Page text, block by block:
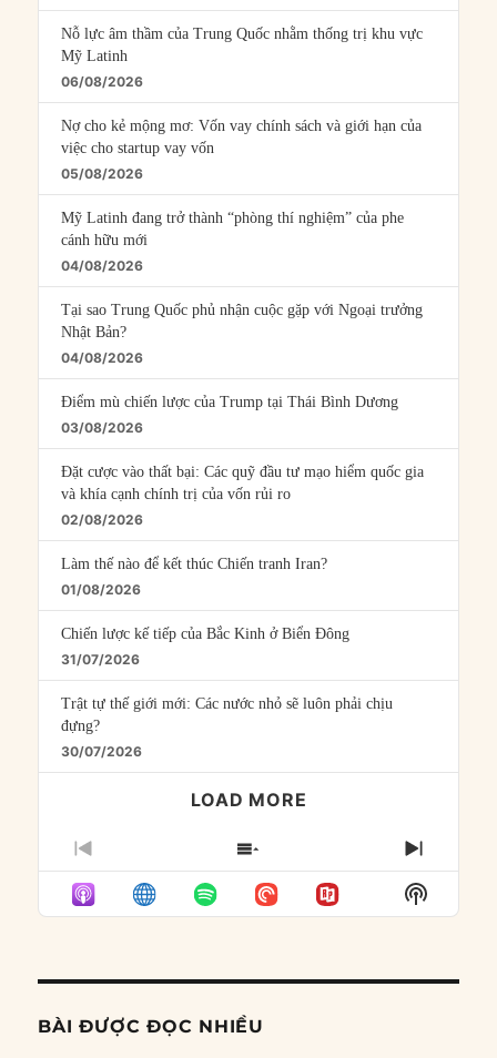
Nỗ lực âm thầm của Trung Quốc nhằm thống trị khu vực
Mỹ Latinh
06/08/2026
Nợ cho kẻ mộng mơ: Vốn vay chính sách và giới hạn của
việc cho startup vay vốn
05/08/2026
Mỹ Latinh đang trở thành “phòng thí nghiệm” của phe
cánh hữu mới
04/08/2026
Tại sao Trung Quốc phủ nhận cuộc gặp với Ngoại trưởng
Nhật Bản?
04/08/2026
Điểm mù chiến lược của Trump tại Thái Bình Dương
03/08/2026
Đặt cược vào thất bại: Các quỹ đầu tư mạo hiểm quốc gia
và khía cạnh chính trị của vốn rủi ro
02/08/2026
Làm thế nào để kết thúc Chiến tranh Iran?
01/08/2026
Chiến lược kế tiếp của Bắc Kinh ở Biển Đông
31/07/2026
Trật tự thế giới mới: Các nước nhỏ sẽ luôn phải chịu
đựng?
30/07/2026
LOAD MORE
PREVIOUS
EPISODE
SHOW
EPISODES
LIST
NEXT
Show
Podcast
BÀI ĐƯỢC ĐỌC NHIỀU